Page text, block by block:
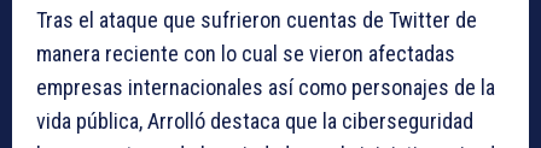
Tras el ataque que sufrieron cuentas de Twitter de
manera reciente con lo cual se vieron afectadas
empresas internacionales así como personajes de la
vida pública, Arrolló destaca que la ciberseguridad